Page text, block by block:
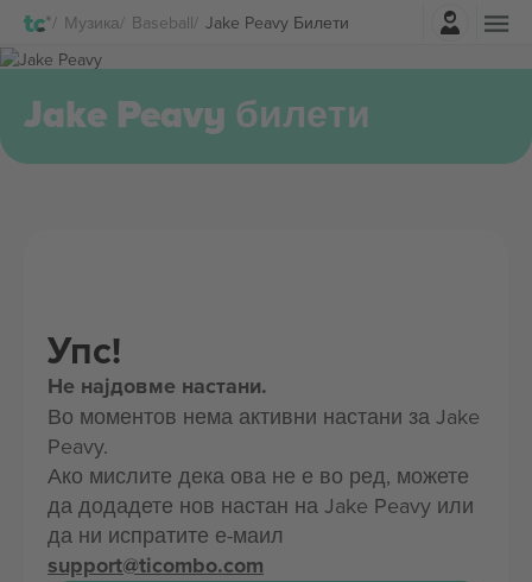
Музика Baseball Jake Peavy Билети
Најави се
Jake Peavy билети
Упс!
Не најдовме настани.
Во моментов нема активни настани за Jake
Peavy.
Ако мислите дека ова не е во ред, можете
да додадете нов настан на Jake Peavy или
да ни испратите е-маил
support@ticombo.com